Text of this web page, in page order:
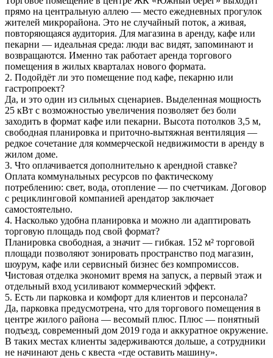
прямо на центральную аллею — место ежедневных прогулок
жителей микрорайона. Это не случайный поток, а живая,
повторяющаяся аудитория. Для магазина в аренду, кафе или
пекарни — идеальная среда: люди вас видят, запоминают и
возвращаются. Именно так работает аренда торгового
помещения в жилых кварталах нового формата.
2. Подойдёт ли это помещение под кафе, пекарню или
гастропроект?
Да, и это один из сильных сценариев. Выделенная мощность
25 кВт с возможностью увеличения позволяет без боли
заходить в формат кафе или пекарни. Высота потолков 3,5 м,
свободная планировка и приточно-вытяжная вентиляция —
редкое сочетание для коммерческой недвижимости в аренду в
жилом доме.
3. Что оплачивается дополнительно к арендной ставке?
Оплата коммунальных ресурсов по фактическому
потреблению: свет, вода, отопление — по счетчикам. Договор
с рециклинговой компанией арендатор заключает
самостоятельно.
4. Насколько удобна планировка и можно ли адаптировать
торговую площадь под свой формат?
Планировка свободная, а значит — гибкая. 152 м² торговой
площади позволяют зонировать пространство под магазин,
шоурум, кафе или сервисный бизнес без компромиссов.
Чистовая отделка экономит время на запуск, а первый этаж и
отдельный вход усиливают коммерческий эффект.
5. Есть ли парковка и комфорт для клиентов и персонала?
Да, парковка предусмотрена, что для торгового помещения в
центре жилого района — весомый плюс. Плюс — понятный
подъезд, современный дом 2019 года и аккуратное окружение.
В таких местах клиенты задерживаются дольше, а сотрудники
не начинают день с квеста «где оставить машину».